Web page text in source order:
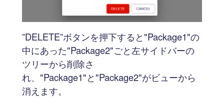
”DELETE”ボタンを押下すると"Package1"の
中にあった"Package2"ごと左サイドバーの
ツリーから削除さ
れ、"Package1"と"Package2"がビューから
消えます。